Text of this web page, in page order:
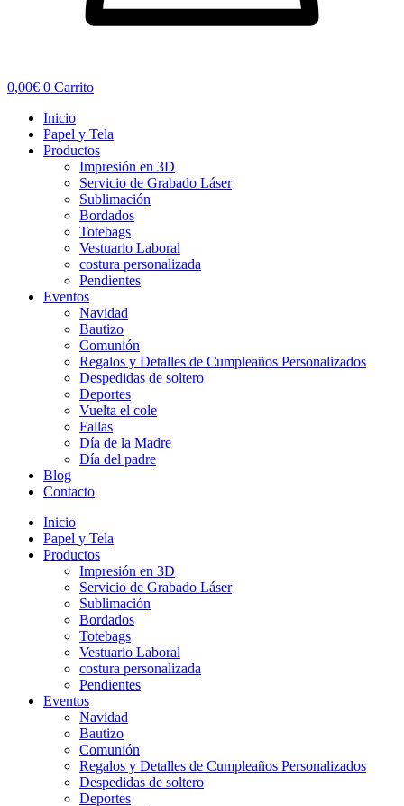
0,00€ 0 Carrito
Inicio
Papel y Tela
Productos
Impresión en 3D
Servicio de Grabado Láser
Sublimación
Bordados
Totebags
Vestuario Laboral
costura personalizada
Pendientes
Eventos
Navidad
Bautizo
Comunión
Regalos y Detalles de Cumpleaños Personalizados
Despedidas de soltero
Deportes
Vuelta el cole
Fallas
Día de la Madre
Día del padre
Blog
Contacto
Inicio
Papel y Tela
Productos
Impresión en 3D
Servicio de Grabado Láser
Sublimación
Bordados
Totebags
Vestuario Laboral
costura personalizada
Pendientes
Eventos
Navidad
Bautizo
Comunión
Regalos y Detalles de Cumpleaños Personalizados
Despedidas de soltero
Deportes